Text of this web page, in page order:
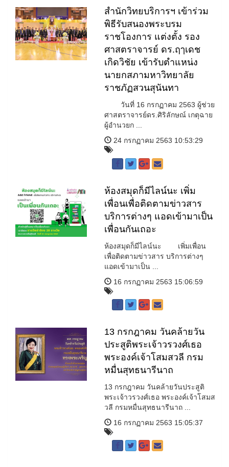
สำนักวิทยบริการฯ เข้าร่วม
พิธีรับสนองพระบรม
ราชโองการ แต่งตั้ง รอง
ศาสตราจารย์ ดร.ฤๅเดช
เกิดวิชัย เข้ารับตำแหน่ง
นายกสภามหาวิทยาลัย
ราชภัฏสวนสุนันทา
วันที่ 16 กรกฏาคม 2563 ผู้ช่วย
ศาสตราจารย์ดร.ศิริลักษณ์ เกตุฉาย
ผู้อำนวยก ...
24 กรกฏาคม 2563 10:53:29
ห้องสมุดก็มีไลน์นะ เพิ่ม
เพื่อนเพื่อติดตามข่าวสาร
บริการต่างๆ แอดเข้ามาเป็น
เพื่อนกันเถอะ
ห้องสมุดก็มีไลน์นะ เพิ่มเพื่อน
เพื่อติดตามข่าวสาร บริการต่างๆ
แอดเข้ามาเป็น ...
16 กรกฏาคม 2563 15:06:59
13 กรกฎาคม วันคล้ายวัน
ประสูติพระเจ้าวรวงศ์เธอ
พระองค์เจ้าโสมสวลี กรม
หมื่นสุทธนารีนาถ
13 กรกฎาคม วันคล้ายวันประสูติ
พระเจ้าวรวงศ์เธอ พระองค์เจ้าโสมส
วลี กรมหมื่นสุทธนารีนาถ ...
16 กรกฏาคม 2563 15:05:37